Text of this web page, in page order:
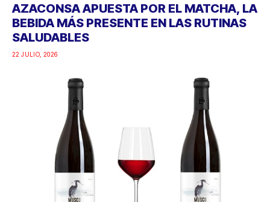
AZACONSA APUESTA POR EL MATCHA, LA
BEBIDA MÁS PRESENTE EN LAS RUTINAS
SALUDABLES
22 JULIO, 2026